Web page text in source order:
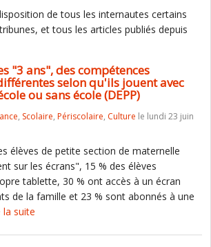
de tous les internautes certains
et tous les articles publiés depuis
"3 ans", des compétences
selon qu'ils jouent avec
ou sans école (DEPP)
, Scolaire, Périscolaire, Culture le lundi 23 juin
élèves de petite section de maternelle
sur les écrans", 15 % des élèves
tablette, 30 % ont accès à un écran
de la famille et 23 % sont abonnés à une
la suite